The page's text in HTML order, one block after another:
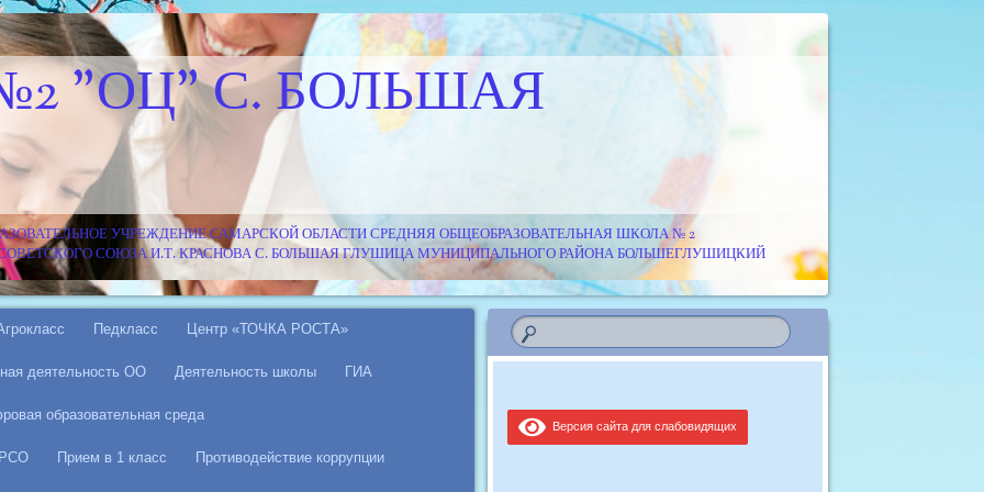
"ОЦ" С. БОЛЬШАЯ
УЧРЕЖДЕНИЕ САМАРСКОЙ ОБЛАСТИ СРЕДНЯЯ ОБЩЕОБРАЗОВАТЕЛЬНАЯ ШКОЛА № 2
СОВЕТСКОГО СОЮЗА И.Т. КРАСНОВА С. БОЛЬШАЯ ГЛУШИЦА МУНИЦИПАЛЬНОГО РАЙОНА БОЛЬШЕГЛУШИЦКИЙ
Педкласс Центр «ТОЧКА РОСТА»
деятельность ОО Деятельность школы ГИА
образовательная среда
Прием в 1 класс Противодействие коррупции
Версия сайта для слабовидящих